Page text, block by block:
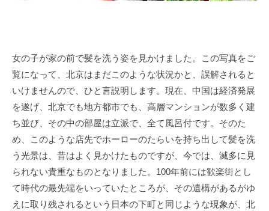
女の子が家の前で髪を洗う姿を見かけました。この写真をご
覧になって、北京はまだこのような状況かと、誤解されると
いけませんので、ひと言説明します。現在、中国は経済発展
を遂げ、北京でも地方都市でも、高層マンションが数多く建
ち並び、その中の部屋は立派で、全て風呂付です。そのた
め、このような店先でホーローのたらいを持ち出して髪を洗
う光景は、昔はよく見かけたものですが、今では、滅多に見
られない貴重なものとなりました。 100年前には歓楽街とし
て時代の最先端をいっていたところが、その遺構があるがゆ
えに取り残されるという日本の下町と同じような現象が、北